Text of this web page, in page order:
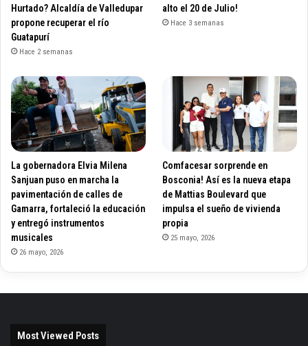
Hurtado? Alcaldía de Valledupar
propone recuperar el río
Guatapurí
Hace 2 semanas
alto el 20 de Julio!
Hace 3 semanas
La gobernadora Elvia Milena
Sanjuan puso en marcha la
pavimentación de calles de
Gamarra, fortaleció la educación
y entregó instrumentos
musicales
26 mayo, 2026
Comfacesar sorprende en
Bosconia! Así es la nueva etapa
de Mattias Boulevard que
impulsa el sueño de vivienda
propia
25 mayo, 2026
Most Viewed Posts